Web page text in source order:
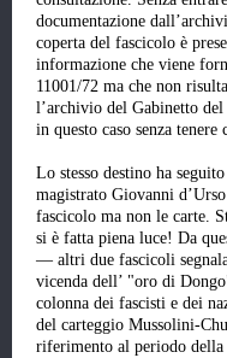
documentazione
coperta del fascicolo è
informazione che viene
11001/72 ma che non
l’archivio del Gabinetto
in questo caso senza tenere
Lo stesso destino ha
magistrato Giovanni
fascicolo ma non le carte.
si è fatta piena luce! Da
— altri due fascicoli
vicenda dell’ "oro di
colonna dei fascisti e dei
del carteggio Mussolini-
riferimento al periodo della